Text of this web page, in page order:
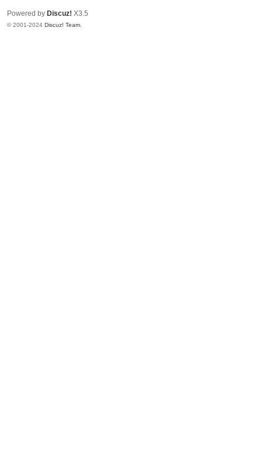
Powered by Discuz! X3.5
© 2001-2024 Discuz! Team